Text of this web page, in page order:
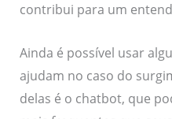
contribui para um
Ainda é possível usar
ajudam no caso do
delas é o chatbot, que